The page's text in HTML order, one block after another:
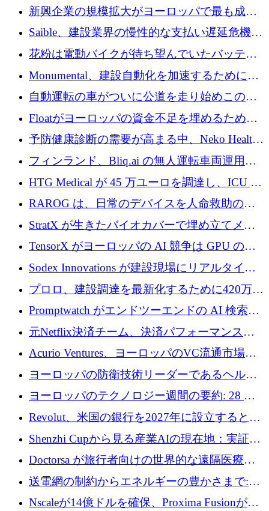
後、アムステルダムに根を張る
新興企業の規模拡大がヨーロッパで最も成功
した創業者を生み出す、アントラー氏が発見
Saible、建設業界の慢性的な支払い遅延危機に
対処するために 290 万ポンドを調達
花粉は電動バイクが待ち望んでいたバッテリ
ー交換ネットワークを構築している
Monumental、建設自動化を加速するためにシ
リーズ B で 3,200 万ドルを確保
自動運転の車がついに公道を走り始めこの国
が世界をリードしようとしている
Floatがヨーロッパの資金不足を埋めるために
シリーズAで450万ユーロを調達
予防健康診断の需要が高まる中、Neko Health
が 7 億ドルを調達
フィンランド、Bliq.ai の無人運転車両運用を
認可
HTG Medical が 45 万ユーロを調達し、ICU の
尿モニタリングを自動化するための MDR 認
証を獲得
RAROG は、日常のデバイスを人命救助の救
助ビーコンに変えるために 16 万 2,000 ユーロ
StratX が生きたバイオカバーで埋め立てメタ
ン対策に 119 万ドルを調達
TensorX がヨーロッパの AI 競争は GPU の所
有者によって決まると考える理由
Sodex Innovations が建設現場にリアルタイム
のインテリジェンスをもたらすために 400 万
ユーロを確保
プロロ、建設調達を最新化するために420万ポ
ンドを調達
Promptwatch がエンドツーエンドの AI 検索最
適化プラットフォームを拡張するために 600
万ユーロを調達
元Netflix決済チーム、決済パフォーマンスプ
ラットフォームNopanのためにこれまでに720
万ユーロを調達
Acurio Ventures、ヨーロッパのVC流通市場の
流動性を解放するために1億1,500万ユーロの
ファンドを立ち上げる
ヨーロッパの防衛技術リーダーであるヘルシ
ングは、180億ドルの評価額で18億ドルのシリ
ヨーロッパのテクノロジー週間の要約: 28 億
ユーロを超える 70 以上のテクノロジー資金調
Revolut、米国の銀行を2027年に設立すると米
国の社長が語る
Shenzhi Cupから見る産業AIの現在地：実証と
産業実装への道筋
Doctorsa が旅行者向けの世界的な遠隔医療プ
ラットフォームを拡大するために 100 万ユー
ロを調達
送電網の制約からエネルギーの豊かさまで:
Envision の Gobi X がヨーロッパの AI の未来
Nscaleが14億ドルを確保、Proxima Fusionが4